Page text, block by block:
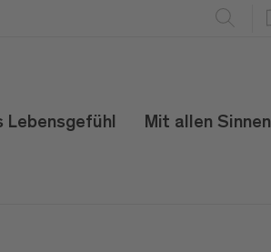
Lebensgefühl Mit allen Sinnen